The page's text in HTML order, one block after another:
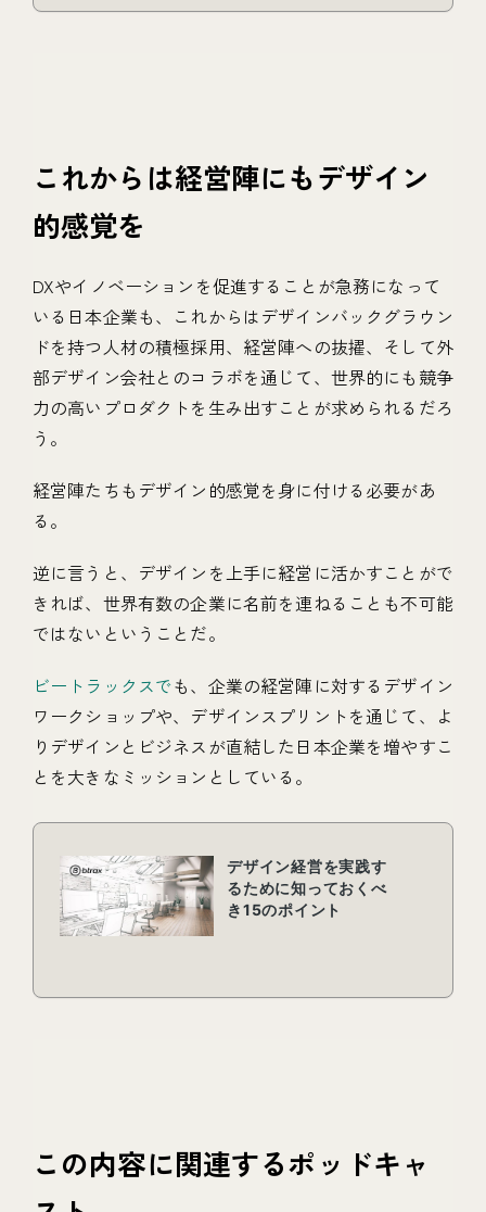
これからは経営陣にもデザイン
的感覚を
DXやイノベーションを促進することが急務になって
いる日本企業も、これからはデザインバックグラウン
ドを持つ人材の積極採用、経営陣への抜擢、そして外
部デザイン会社とのコラボを通じて、世界的にも競争
力の高いプロダクトを生み出すことが求められるだろ
う。
経営陣たちもデザイン的感覚を身に付ける必要があ
る。
逆に言うと、デザインを上手に経営に活かすことがで
きれば、世界有数の企業に名前を連ねることも不可能
ではないということだ。
ビートラックスでも、企業の経営陣に対するデザイン
ワークショップや、デザインスプリントを通じて、よ
りデザインとビジネスが直結した日本企業を増やすこ
とを大きなミッションとしている。
この内容に関連するポッドキャ